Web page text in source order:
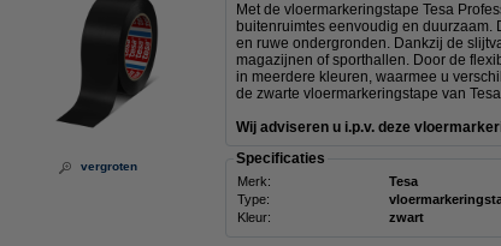
vergroten
Met de vloermarkeringstape Tesa
buitenruimtes eenvoudig en duurzaam.
en ruwe ondergronden. Dankzij de
magazijnen of sporthallen. Door de
in meerdere kleuren, waarmee u
de zwarte vloermarkeringstape van
Wij adviseren u i.p.v. deze
Specificaties
Merk: Tesa
Type:
Kleur:
zwart